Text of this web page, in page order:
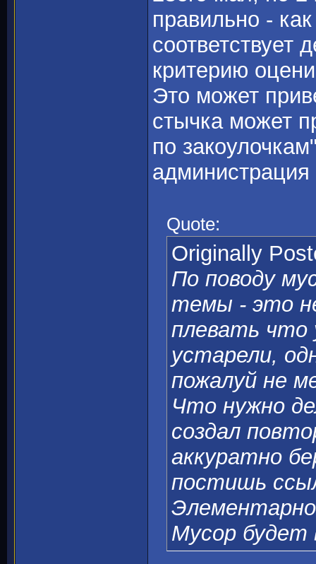
правильно -
соответствует
критерию
Это может
стычка может
по
администрация
Quote:
Originally
По поводу
темы - это
плевать что
устарели,
пожалуй не
Что нужно
создал
аккуратно
постишь
Мусор будет